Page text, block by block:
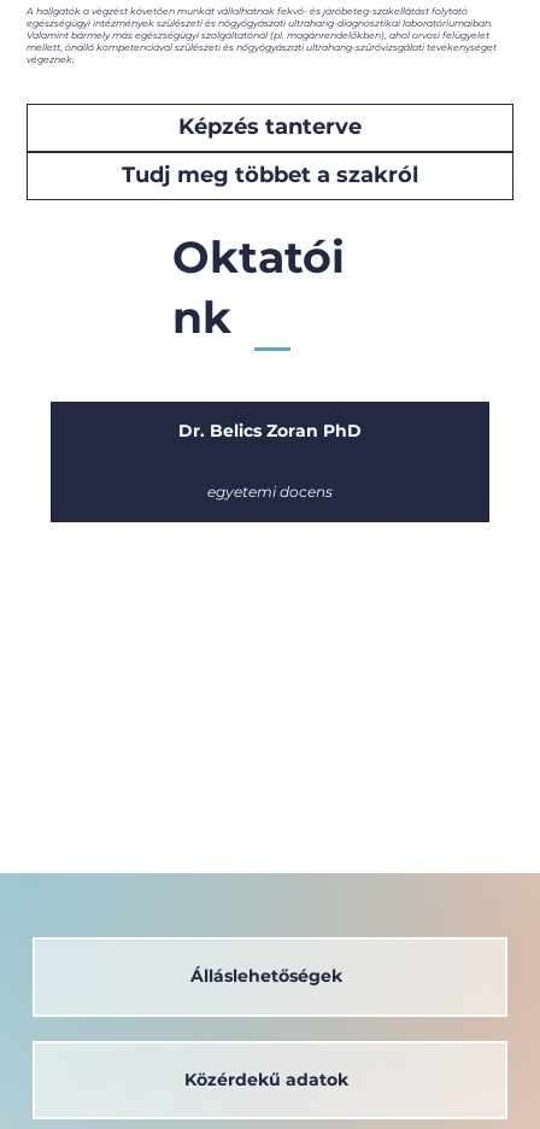
A hallgatók a végzést követően munkát vállalhatnak fekvő- és járóbeteg-szakellátást folytató
egészségügyi intézmények szülészeti és nőgyógyászati ultrahang-diagnosztikai laboratóriumaiban.
Valamint bármely más egészségügyi szolgáltatónál (pl. magánrendelőkben), ahol orvosi felügyelet
mellett, önálló kompetenciával szülészeti és nőgyógyászati ultrahang-szűrővizsgálati tevékenységet
végeznek.
Képzés tanterve
Tudj meg többet a szakról
Oktatói
nk
Dr. Belics Zoran PhD
egyetemi docens
Álláslehetőségek
Közérdekű adatok